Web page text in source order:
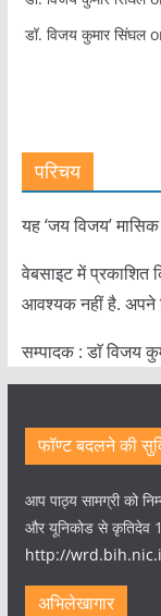
डॉ. विजय कुमार सिंघल
परिचय
यह ‘जय विजय’
वेबसाइट में प्रकाशित
आवश्यक नहीं है. अपने
सम्पादक : डाॅ विजय
फॉण्ट बदलने की
आप पाठ्य सामग्री को
और यूनिकोड से कृतिदेव
http://
अभिलेखागार